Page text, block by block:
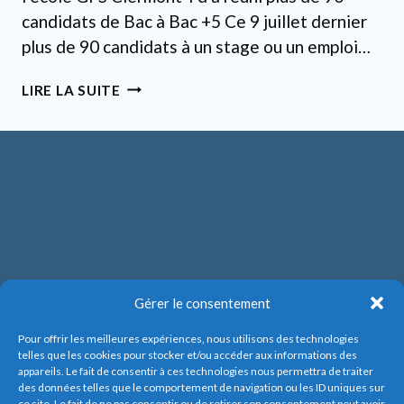
Gérer le consentement
Pour offrir les meilleures expériences, nous utilisons des technologies
telles que les cookies pour stocker et/ou accéder aux informations des
appareils. Le fait de consentir à ces technologies nous permettra de traiter
des données telles que le comportement de navigation ou les ID uniques sur
candidats de Bac à Bac +5 Ce 9 juillet dernier
plus de 90 candidats à un stage ou un emploi…
LIRE LA SUITE SÉANCE